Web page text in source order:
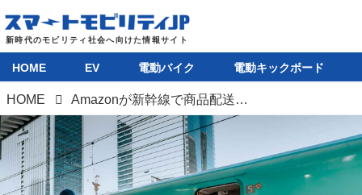
HOME EV 電動バイク 電動キックボード
HOME Amazonが新幹線で商品配送を開始。青森、函館、金沢が当日配送可能エリアに